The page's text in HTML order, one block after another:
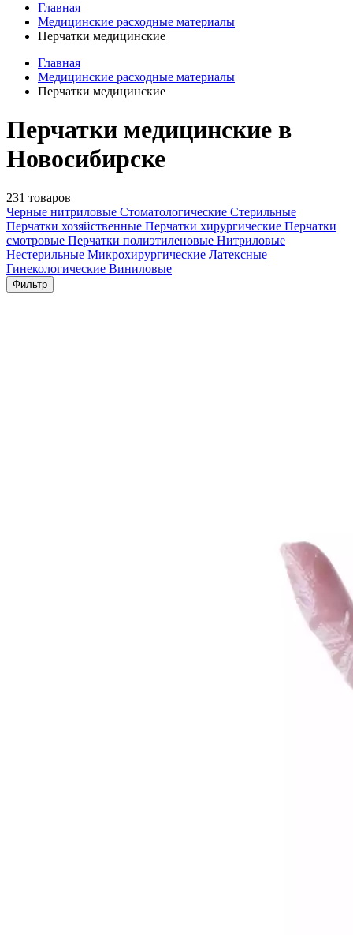
Главная
Медицинские расходные материалы
Перчатки медицинские
Главная
Медицинские расходные материалы
Перчатки медицинские
Перчатки медицинские в
Новосибирске
231 товаров
Черные нитриловые Стоматологические Стерильные
Перчатки хозяйственные Перчатки хирургические Перчатки
смотровые Перчатки полиэтиленовые Нитриловые
Нестерильные Микрохирургические Латексные
Гинекологические Виниловые
Фильтр